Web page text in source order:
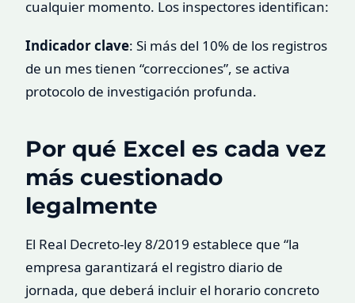
cualquier momento. Los inspectores identifican:
Indicador clave: Si más del 10% de los registros
de un mes tienen “correcciones”, se activa
protocolo de investigación profunda.
Por qué Excel es cada vez
más cuestionado
legalmente
El Real Decreto-ley 8/2019 establece que “la
empresa garantizará el registro diario de
jornada, que deberá incluir el horario concreto